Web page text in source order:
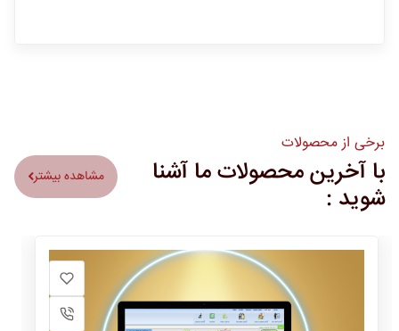
برخی از محصولات
با آخرین محصولات ما آشنا
شوید :
مشاهده بیشتر